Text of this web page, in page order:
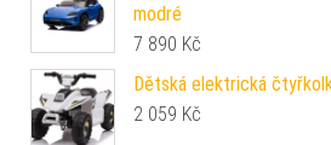
modré
7 890 Kč
Dětská elektrická
2 059 Kč